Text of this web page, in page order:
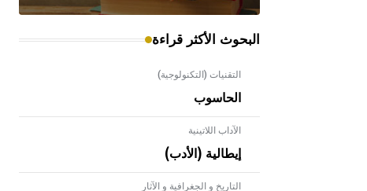
البحوث الأكثر قراءة
التقنيات (التكنولوجية)
الحاسوب
الآداب اللاتينية
إيطالية (الأدب)
التاريخ و الجغرافية و الآثار